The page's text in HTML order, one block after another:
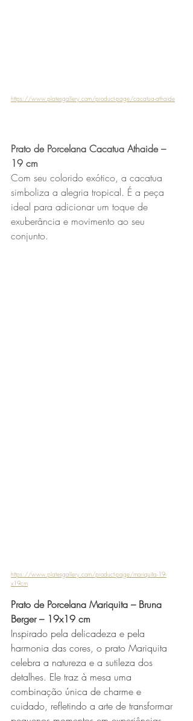
https://www.platesgallery.com/product-page/cacatua-athaide
Prato de Porcelana Cacatua Athaide –
19 cm
Com seu colorido exótico, a cacatua
simboliza a alegria tropical. É a peça
ideal para adicionar um toque de
exuberância e movimento ao seu
conjunto.
https://www.platesgallery.com/product-page/mariquita-19-
x19cm
Prato de Porcelana Mariquita – Bruna
Berger – 19x19 cm
Inspirado pela delicadeza e pela
harmonia das cores, o prato Mariquita
celebra a natureza e a sutileza dos
detalhes. Ele traz à mesa uma
combinação única de charme e
cuidado, refletindo a arte de transformar